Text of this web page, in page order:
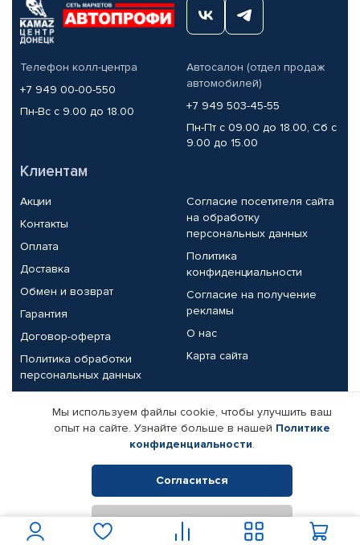
Телефон колл-центра
+7 949 00-00-550
Пн-Вс с 9.00 до 18.00
Автосалон (отдел продаж
автомобилей)
+7 949 503-45-55
Пн-Пт с 09.00 до 18.00, Сб с
9.00 до 15.00
Клиентам
Акции
Контакты
Оплата
Доставка
Обмен и возврат
Гарантия
Договор-оферта
Политика обработки
персональных данных
Согласие посетителя сайта
на обработку
персональных данных
Политика
конфиденциальности
Согласие на получение
рекламы
О нас
Карта сайта
Партнерам
Корпоративным клиентам
Поставщикам
Реквизиты компании
© КАМАЗ ЦЕНТР ДОНЕЦК, 2015-2026. Все права защищены.
Интернет-магазин автомобильных товаров Автопрофи.
Мы используем файлы cookie, чтобы улучшить ваш
опыт на сайте. Узнайте больше в нашей Политике
конфиденциальности.
Согласиться
Отклонить